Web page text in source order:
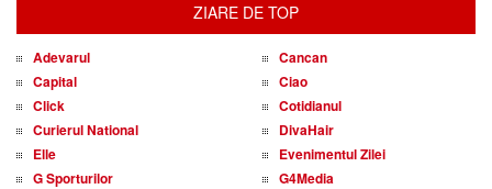
ZIARE DE TOP
Adevarul
Cancan
Capital
Ciao
Click
Cotidianul
Curierul National
DivaHair
Elle
Evenimentul Zilei
G Sporturilor
G4Media